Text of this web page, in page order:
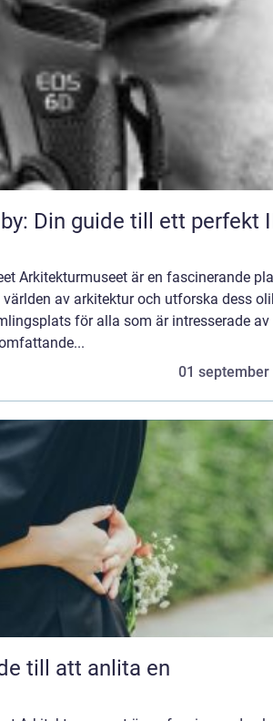
Din guide till ett perfekt
Arkitekturmuseet är en fascinerande
av arkitektur och utforska dess
för alla som är intresserade av
01 september
till att anlita en